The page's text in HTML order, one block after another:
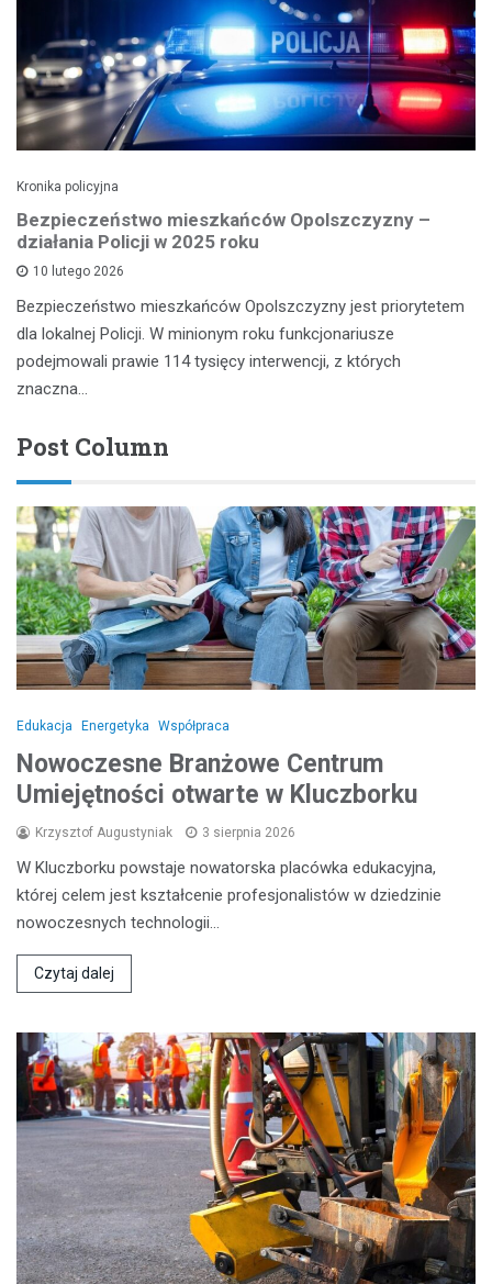
Kronika policyjna
Bezpieczeństwo mieszkańców Opolszczyzny –
działania Policji w 2025 roku
10 lutego 2026
Bezpieczeństwo mieszkańców Opolszczyzny jest priorytetem
dla lokalnej Policji. W minionym roku funkcjonariusze
podejmowali prawie 114 tysięcy interwencji, z których
znaczna…
Post Column
Edukacja Energetyka Współpraca
Nowoczesne Branżowe Centrum
Umiejętności otwarte w Kluczborku
Krzysztof Augustyniak 3 sierpnia 2026
W Kluczborku powstaje nowatorska placówka edukacyjna,
której celem jest kształcenie profesjonalistów w dziedzinie
nowoczesnych technologii…
Czytaj dalej